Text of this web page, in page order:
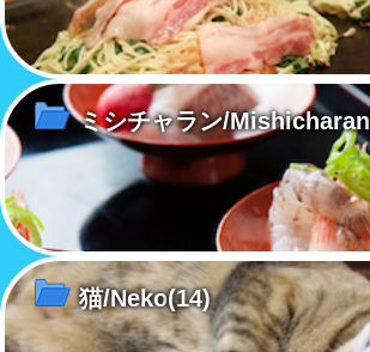
ミシチャラン/Mishicharan
猫/Neko(14)